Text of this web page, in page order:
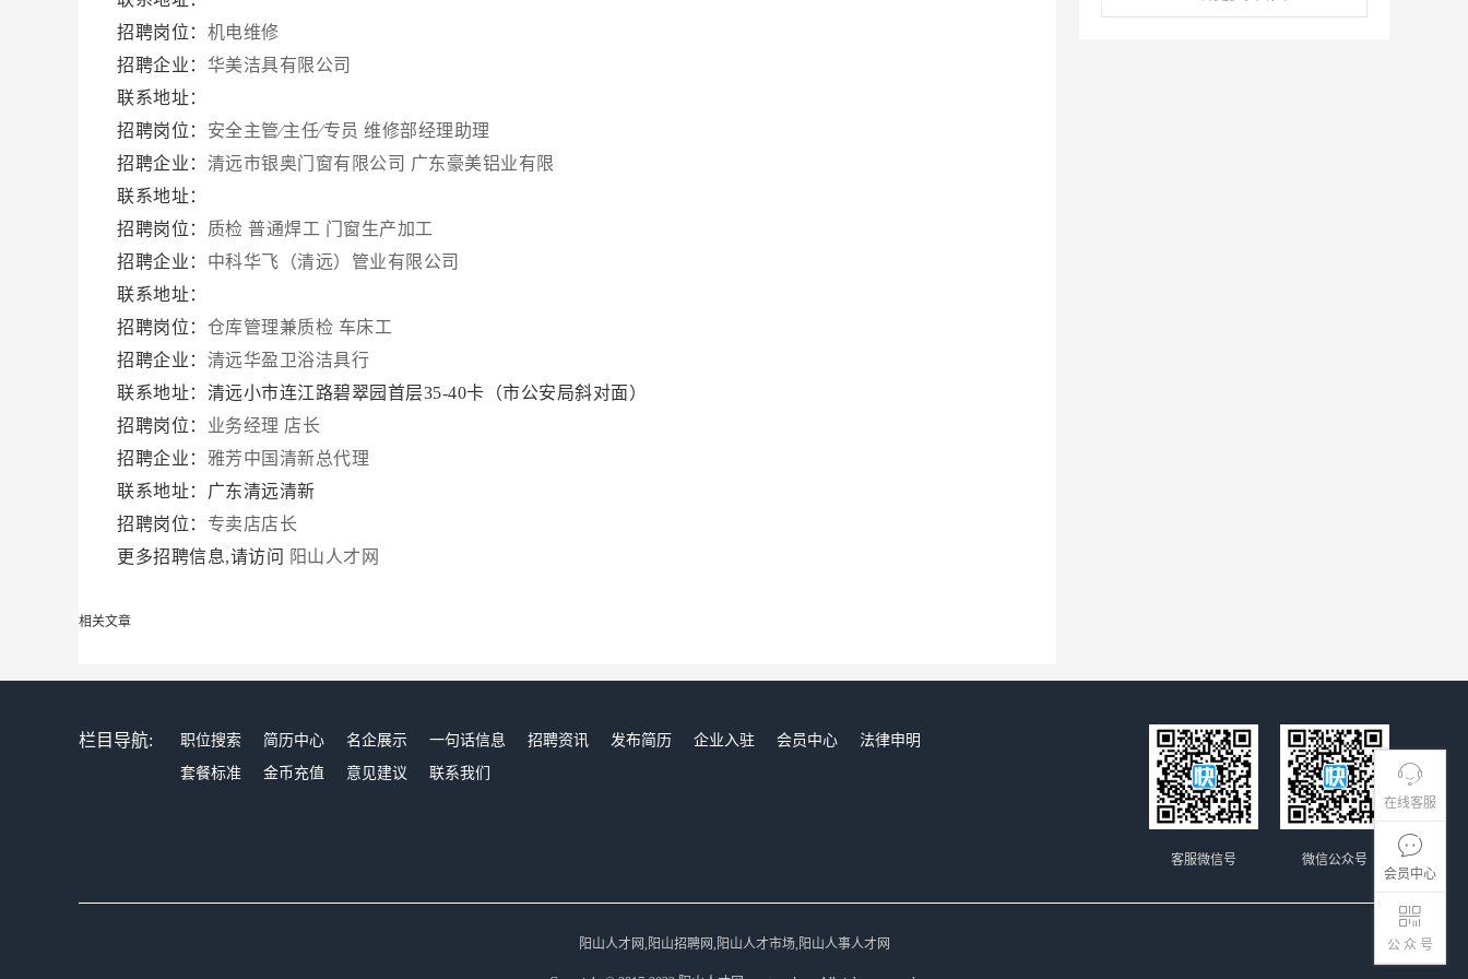
在线客服
会员中心
公 众 号
招聘岗位： 机电维修
招聘企业： 华美洁具有限公司
联系地址：
招聘岗位： 安全主管∕主任∕专员 维修部经理助理
招聘企业： 清远市银奥门窗有限公司 广东豪美铝业有限
联系地址：
招聘岗位： 质检 普通焊工 门窗生产加工
招聘企业： 中科华飞（清远）管业有限公司
联系地址：
招聘岗位： 仓库管理兼质检 车床工
招聘企业： 清远华盈卫浴洁具行
联系地址：清远小市连江路碧翠园首层35-40卡（市公安局斜对面）
招聘岗位： 业务经理 店长
招聘企业： 雅芳中国清新总代理
联系地址：广东清远清新
招聘岗位： 专卖店店长
更多招聘信息,请访问
阳山人才网
相关文章
栏目导航: 职位搜索 简历中心 名企展示 一句话信息 招聘资讯 发布简历 企业入驻 会员中心
法律申明
套餐标准
金币充值 意见建议 联系我们
微信公众号
客服微信号
阳山人才网,阳山招聘网,阳山人才市场,阳山人事人才网